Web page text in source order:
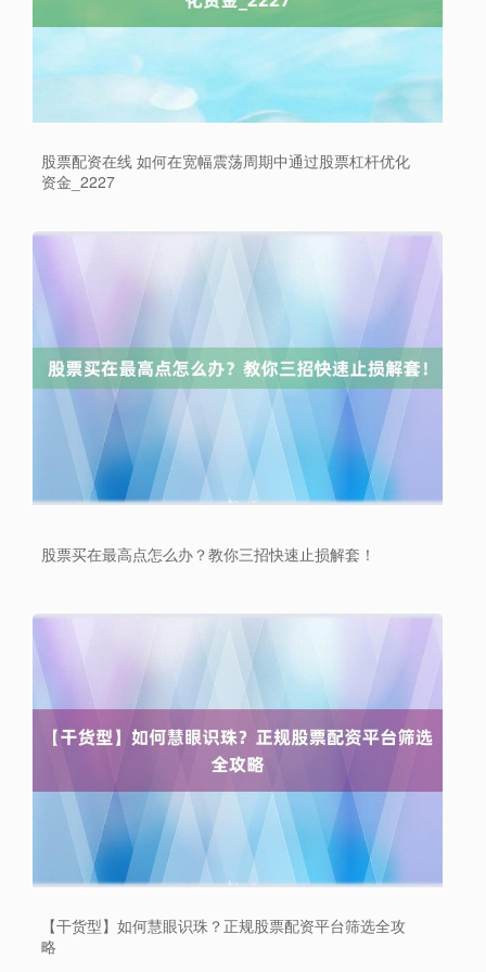
股票配资在线 如何在宽幅震荡周期中通过股票杠杆优化
资金_2227
股票买在最高点怎么办？教你三招快速止损解套！
【干货型】如何慧眼识珠？正规股票配资平台筛选全攻
略
深证成指
沪深300 4694.44 +0.93%
创业板指 3563.12 +47.56 +1.35%